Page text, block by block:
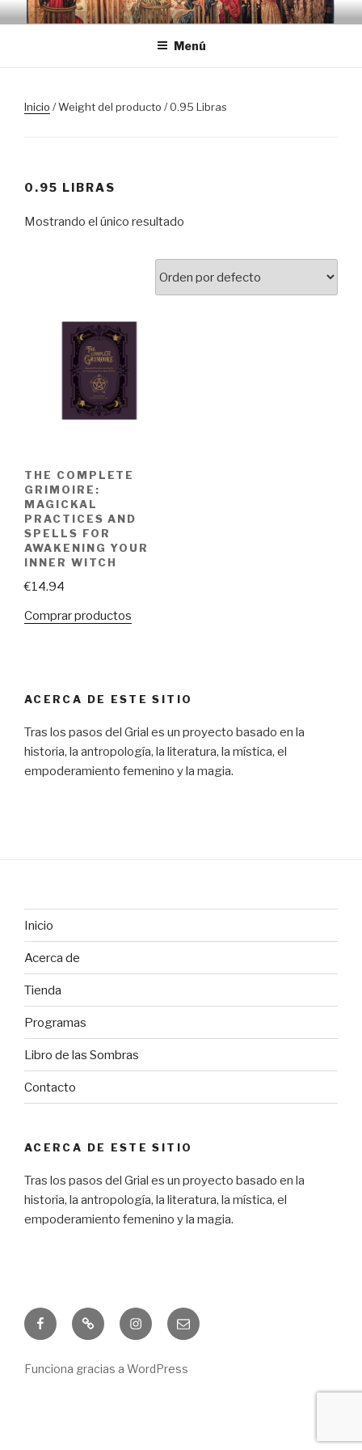
Saltar
al
Menú
Inicio / Weight del producto / 0.95 Libras
0.95 LIBRAS
Mostrando el único resultado
THE COMPLETE
GRIMOIRE:
MAGICKAL
PRACTICES AND
SPELLS FOR
AWAKENING YOUR
INNER WITCH
€14.94
Comprar productos
ACERCA DE ESTE SITIO
Tras los pasos del Grial es un proyecto basado en la
historia, la antropología, la literatura, la mística, el
empoderamiento femenino y la magia.
Inicio
Acerca de
Tienda
Programas
Libro de las Sombras
Contacto
ACERCA DE ESTE SITIO
Tras los pasos del Grial es un proyecto basado en la
historia, la antropología, la literatura, la mística, el
empoderamiento femenino y la magia.
FacebookFreebie InstagramCorreo
electrónico
Funciona gracias a WordPress